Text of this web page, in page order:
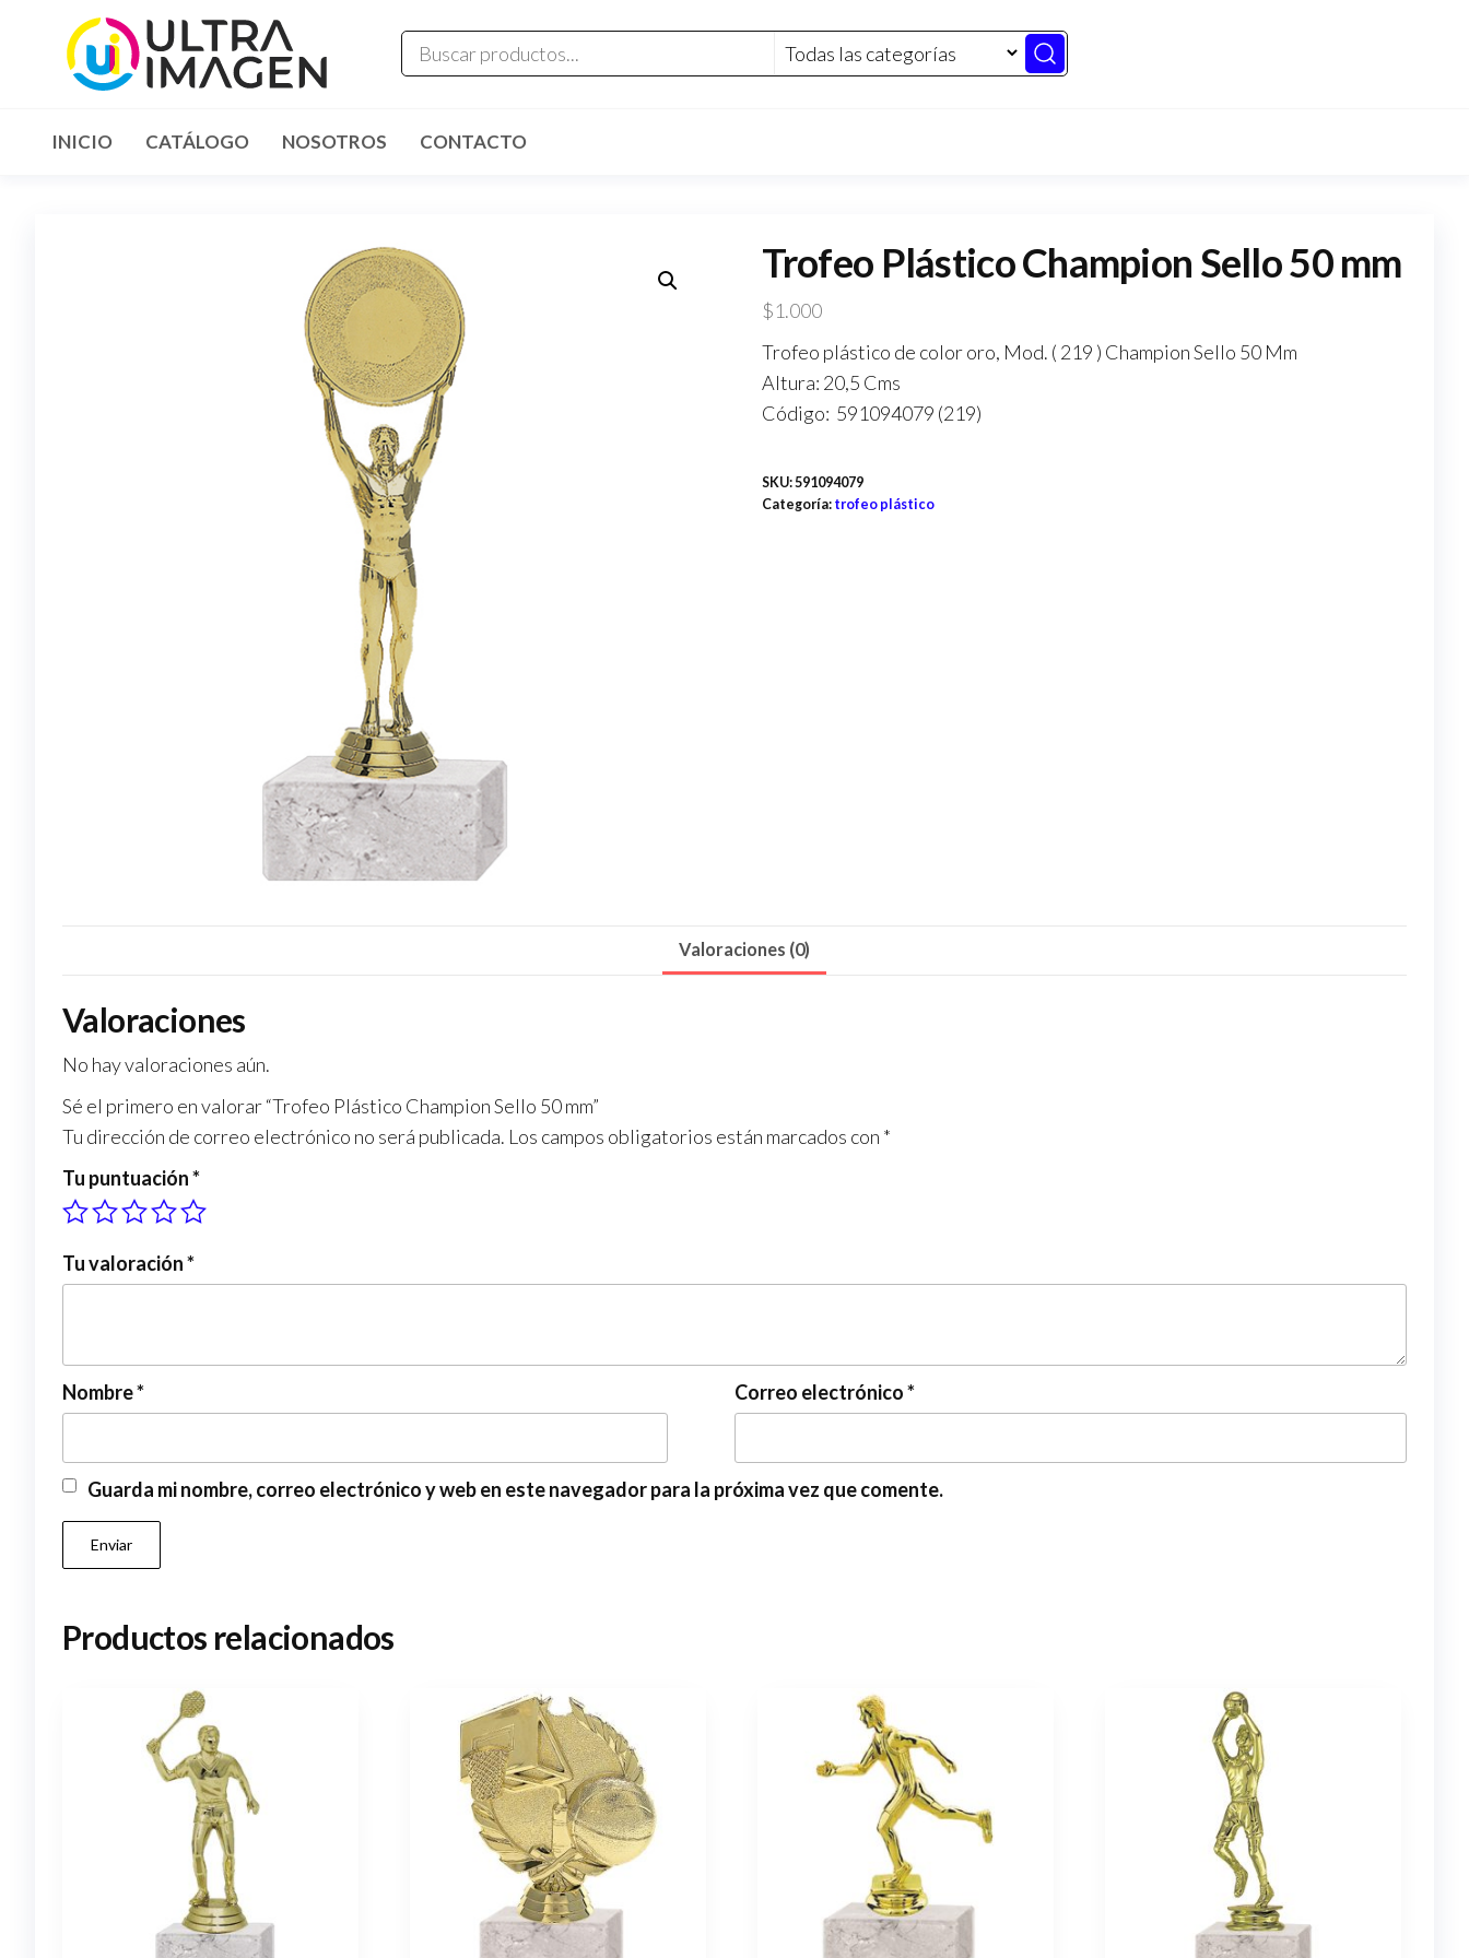
INICIO CATÁLOGO NOSOTROS CONTACTO
Trofeo Plástico Champion Sello 50 mm
$1.000
Trofeo plástico de color oro, Mod. ( 219 ) Champion Sello 50 Mm
Altura: 20,5 Cms
Código: 591094079 (219)
SKU:591094079
Categoría: trofeo plástico
Valoraciones (0)
Valoraciones
No hay valoraciones aún.
Sé el primero en valorar “Trofeo Plástico Champion Sello 50 mm”
Tu dirección de correo electrónico no será publicada. Los campos obligatorios están marcados con *
Tu puntuación*
Tu valoración*
Nombre* Correo electrónico*
Guarda mi nombre, correo electrónico y web en este navegador para la próxima vez que comente.
Productos relacionados